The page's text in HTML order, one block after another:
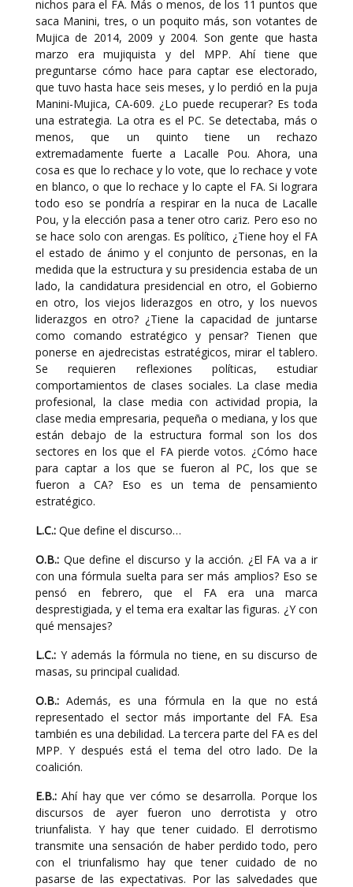
nichos para el FA. Más o menos, de los 11 puntos que
saca Manini, tres, o un poquito más, son votantes de
Mujica de 2014, 2009 y 2004. Son gente que hasta
marzo era mujiquista y del MPP. Ahí tiene que
preguntarse cómo hace para captar ese electorado,
que tuvo hasta hace seis meses, y lo perdió en la puja
Manini-Mujica, CA-609. ¿Lo puede recuperar? Es toda
una estrategia. La otra es el PC. Se detectaba, más o
menos, que un quinto tiene un rechazo
extremadamente fuerte a Lacalle Pou. Ahora, una
cosa es que lo rechace y lo vote, que lo rechace y vote
en blanco, o que lo rechace y lo capte el FA. Si lograra
todo eso se pondría a respirar en la nuca de Lacalle
Pou, y la elección pasa a tener otro cariz. Pero eso no
se hace solo con arengas. Es político, ¿Tiene hoy el FA
el estado de ánimo y el conjunto de personas, en la
medida que la estructura y su presidencia estaba de un
lado, la candidatura presidencial en otro, el Gobierno
en otro, los viejos liderazgos en otro, y los nuevos
liderazgos en otro? ¿Tiene la capacidad de juntarse
como comando estratégico y pensar? Tienen que
ponerse en ajedrecistas estratégicos, mirar el tablero.
Se requieren reflexiones políticas, estudiar
comportamientos de clases sociales. La clase media
profesional, la clase media con actividad propia, la
clase media empresaria, pequeña o mediana, y los que
están debajo de la estructura formal son los dos
sectores en los que el FA pierde votos. ¿Cómo hace
para captar a los que se fueron al PC, los que se
fueron a CA? Eso es un tema de pensamiento
estratégico.
L.C.: Que define el discurso…
O.B.: Que define el discurso y la acción. ¿El FA va a ir
con una fórmula suelta para ser más amplios? Eso se
pensó en febrero, que el FA era una marca
desprestigiada, y el tema era exaltar las figuras. ¿Y con
qué mensajes?
L.C.: Y además la fórmula no tiene, en su discurso de
masas, su principal cualidad.
O.B.: Además, es una fórmula en la que no está
representado el sector más importante del FA. Esa
también es una debilidad. La tercera parte del FA es del
MPP. Y después está el tema del otro lado. De la
coalición.
E.B.: Ahí hay que ver cómo se desarrolla. Porque los
discursos de ayer fueron uno derrotista y otro
triunfalista. Y hay que tener cuidado. El derrotismo
transmite una sensación de haber perdido todo, pero
con el triunfalismo hay que tener cuidado de no
pasarse de las expectativas. Por las salvedades que